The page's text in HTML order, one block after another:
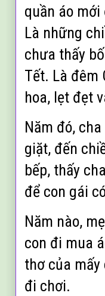
quần áo
Là những
chưa thấy
Tết. Là đêm
hoa, lẹt đẹt
Năm đó,
giặt, đến
bếp, thấy
để con gái
Năm nào,
con đi mua
thơ của mấy
đi chơi.